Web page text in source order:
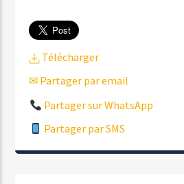
Télécharger
✉ Partager par email
Partager sur WhatsApp
Partager par SMS